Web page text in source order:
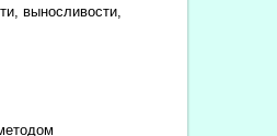
выносливости,